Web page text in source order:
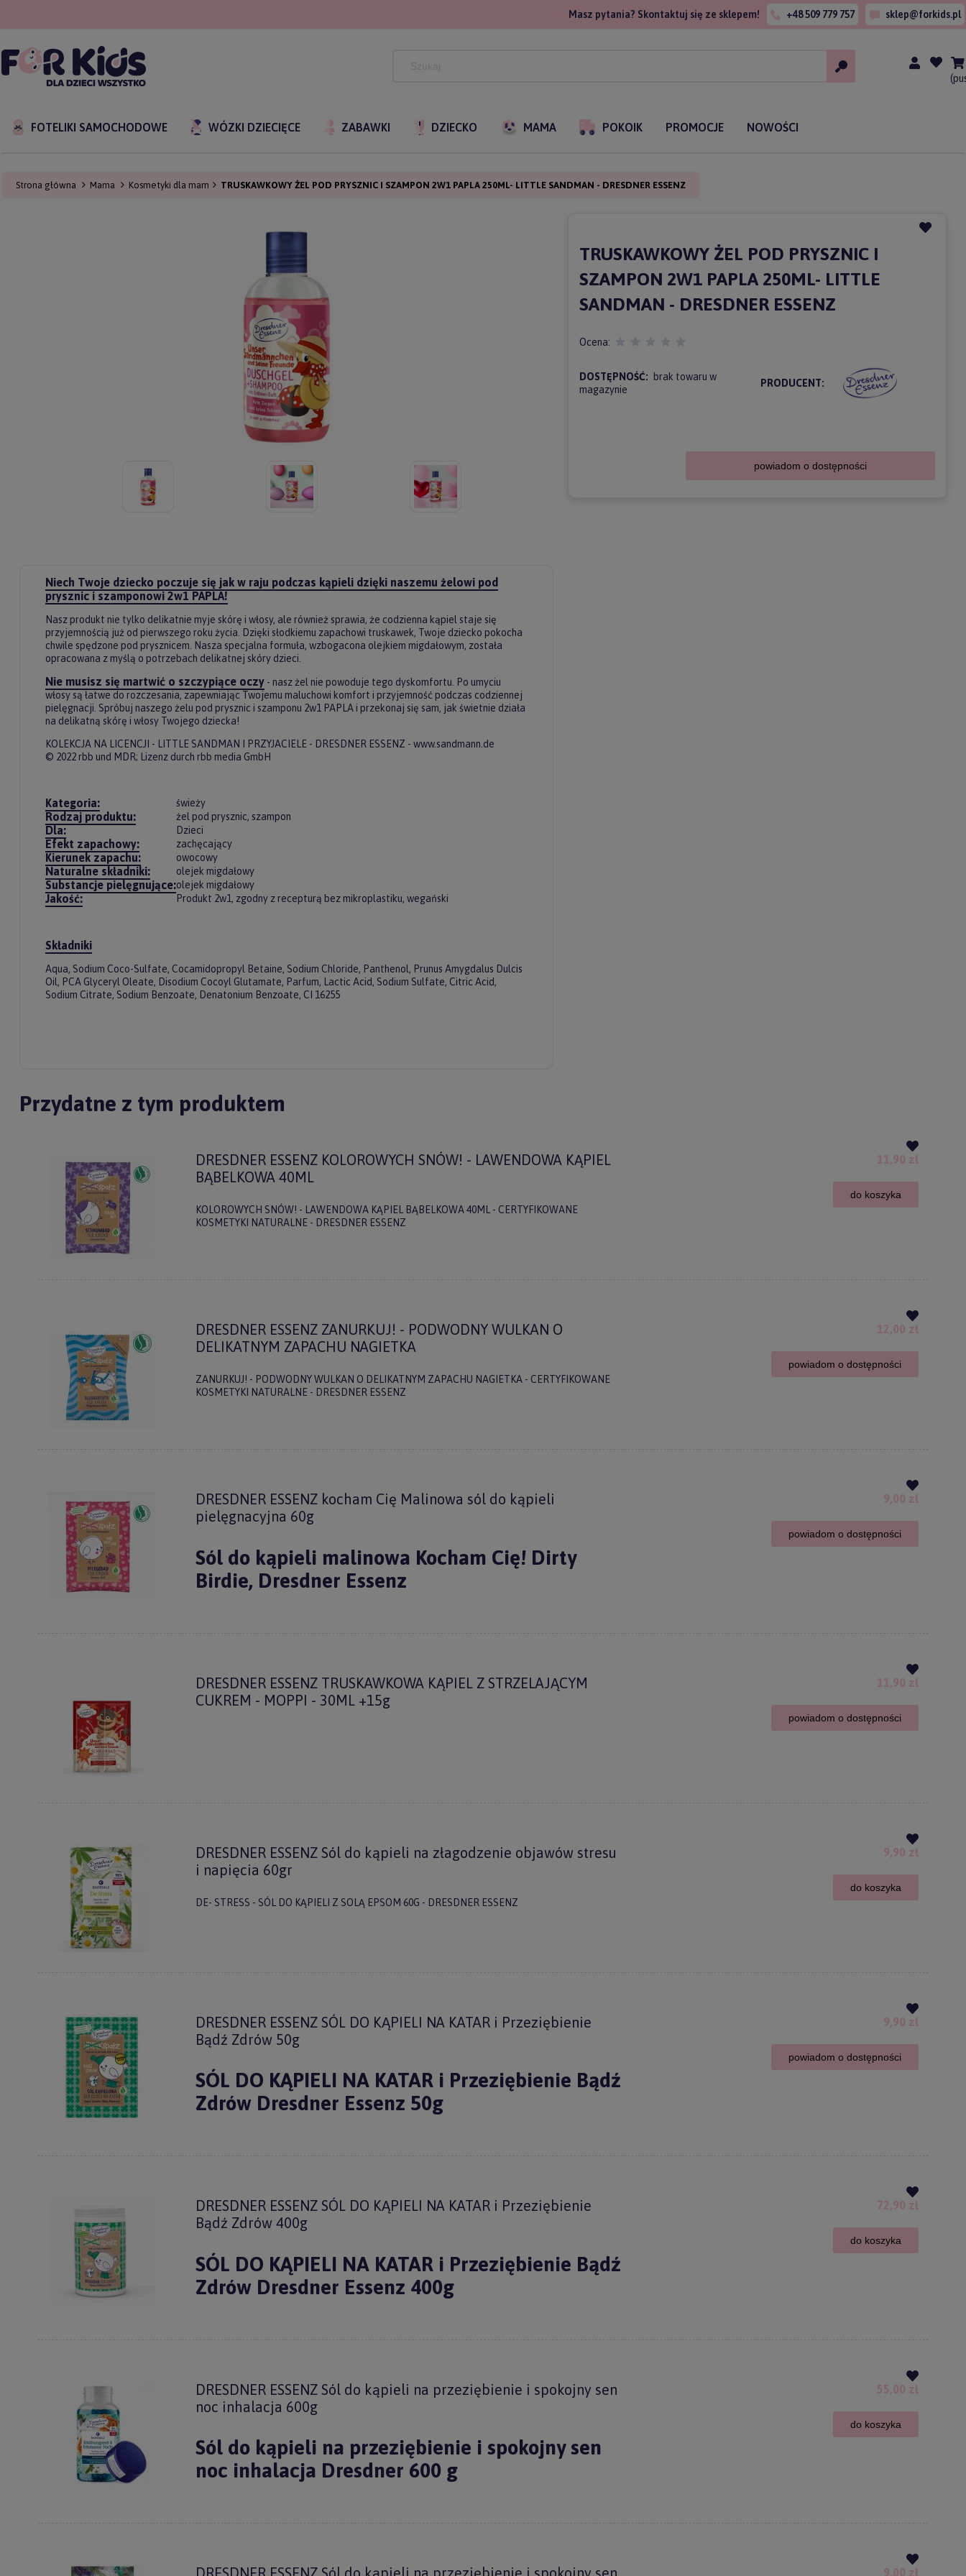
Masz pytania? Skontaktuj się ze sklepem! +48 509 779 757 sklep@forkids.pl
FOTELIKI SAMOCHODOWE WÓZKI DZIECIĘCE ZABAWKI DZIECKO MAMA POKOIK PROMOCJE NOWOŚCI
Strona główna Mama Kosmetyki dla mam TRUSKAWKOWY ŻEL POD PRYSZNIC I SZAMPON 2W1 PAPLA 250ML- LITTLE SANDMAN - DRESDNER ESSENZ
Niech Twoje dziecko poczuje się jak w raju podczas kąpieli dzięki naszemu żelowi pod
prysznic i szamponowi 2w1 PAPLA!
Nasz produkt nie tylko delikatnie myje skórę i włosy, ale również sprawia, że codzienna kąpiel staje się
przyjemnością już od pierwszego roku życia. Dzięki słodkiemu zapachowi truskawek, Twoje dziecko pokocha
chwile spędzone pod prysznicem. Nasza specjalna formuła, wzbogacona olejkiem migdałowym, została
opracowana z myślą o potrzebach delikatnej skóry dzieci.
Nie musisz się martwić o szczypiące oczy - nasz żel nie powoduje tego dyskomfortu. Po umyciu
włosy są łatwe do rozczesania, zapewniając Twojemu maluchowi komfort i przyjemność podczas codziennej
pielęgnacji. Spróbuj naszego żelu pod prysznic i szamponu 2w1 PAPLA i przekonaj się sam, jak świetnie działa
na delikatną skórę i włosy Twojego dziecka!
KOLEKCJA NA LICENCJI - LITTLE SANDMAN I PRZYJACIELE - DRESDNER ESSENZ - www.sandmann.de
© 2022 rbb und MDR; Lizenz durch rbb media GmbH
Kategoria: świeży
Rodzaj produktu: żel pod prysznic, szampon
Dla: Dzieci
Efekt zapachowy: zachęcający
Kierunek zapachu: owocowy
Naturalne składniki: olejek migdałowy
Substancje pielęgnujące:olejek migdałowy
Jakość: Produkt 2w1, zgodny z recepturą bez mikroplastiku, wegański
Składniki
Aqua, Sodium Coco-Sulfate, Cocamidopropyl Betaine, Sodium Chloride, Panthenol, Prunus Amygdalus Dulcis
Oil, PCA Glyceryl Oleate, Disodium Cocoyl Glutamate, Parfum, Lactic Acid, Sodium Sulfate, Citric Acid,
Sodium Citrate, Sodium Benzoate, Denatonium Benzoate, CI 16255
TRUSKAWKOWY ŻEL POD PRYSZNIC I
SZAMPON 2W1 PAPLA 250ML- LITTLE
SANDMAN - DRESDNER ESSENZ
Ocena:
DOSTĘPNOŚĆ:
brak towaru w
magazynie
PRODUCENT:
powiadom o dostępności
Przydatne z tym produktem
DRESDNER ESSENZ KOLOROWYCH SNÓW! - LAWENDOWA KĄPIEL
BĄBELKOWA 40ML
KOLOROWYCH SNÓW! - LAWENDOWA KĄPIEL BĄBELKOWA 40ML - CERTYFIKOWANE
KOSMETYKI NATURALNE - DRESDNER ESSENZ
11,90 zł
do koszyka
DRESDNER ESSENZ ZANURKUJ! - PODWODNY WULKAN O
DELIKATNYM ZAPACHU NAGIETKA
ZANURKUJ! - PODWODNY WULKAN O DELIKATNYM ZAPACHU NAGIETKA - CERTYFIKOWANE
KOSMETYKI NATURALNE - DRESDNER ESSENZ
12,00 zł
powiadom o dostępności
DRESDNER ESSENZ kocham Cię Malinowa sól do kąpieli
pielęgnacyjna 60g
Sól do kąpieli malinowa Kocham Cię! Dirty
Birdie, Dresdner Essenz
9,00 zł
powiadom o dostępności
DRESDNER ESSENZ TRUSKAWKOWA KĄPIEL Z STRZELAJĄCYM
CUKREM - MOPPI - 30ML +15g
11,90 zł
powiadom o dostępności
DRESDNER ESSENZ Sól do kąpieli na złagodzenie objawów stresu
i napięcia 60gr
DE- STRESS - SÓL DO KĄPIELI Z SOLĄ EPSOM 60G - DRESDNER ESSENZ
9,90 zł
do koszyka
DRESDNER ESSENZ SÓL DO KĄPIELI NA KATAR i Przeziębienie
Bądź Zdrów 50g
SÓL DO KĄPIELI NA KATAR i Przeziębienie Bądź
Zdrów Dresdner Essenz 50g
9,90 zł
powiadom o dostępności
DRESDNER ESSENZ SÓL DO KĄPIELI NA KATAR i Przeziębienie
Bądź Zdrów 400g
SÓL DO KĄPIELI NA KATAR i Przeziębienie Bądź
Zdrów Dresdner Essenz 400g
72,90 zł
do koszyka
DRESDNER ESSENZ Sól do kąpieli na przeziębienie i spokojny sen
noc inhalacja 600g
Sól do kąpieli na przeziębienie i spokojny sen
noc inhalacja Dresdner 600 g
55,00 zł
do koszyka
9,00 zł
Dołącz do
newslettera Forkids
Zasubskrybuj nasz newsletter
i otrzymaj5% rabatu na pierwszy
zakup.